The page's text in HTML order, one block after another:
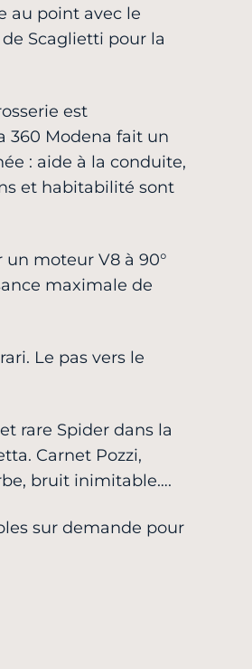
au point avec le
Scaglietti pour la
est
360 Modena fait un
: aide à la conduite,
et habitabilité sont
un moteur V8 à 90°
maximale de
Le pas vers le
rare Spider dans la
Carnet Pozzi,
bruit inimitable….
sur demande pour